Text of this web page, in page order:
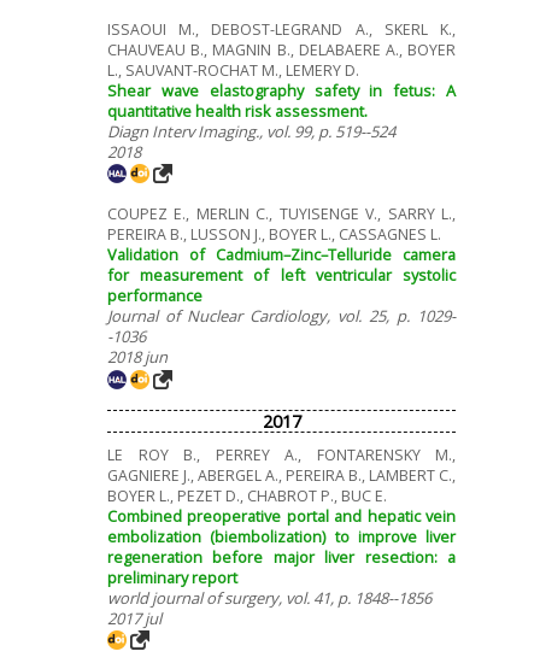
ISSAOUI M., DEBOST-LEGRAND A., SKERL K.,
CHAUVEAU B., MAGNIN B., DELABAERE A., BOYER
L., SAUVANT-ROCHAT M., LEMERY D.
Shear wave elastography safety in fetus: A
quantitative health risk assessment.
Diagn Interv Imaging., vol. 99, p. 519--524
2018
COUPEZ E., MERLIN C., TUYISENGE V., SARRY L.,
PEREIRA B., LUSSON J., BOYER L., CASSAGNES L.
Validation of Cadmium–Zinc–Telluride camera
for measurement of left ventricular systolic
performance
Journal of Nuclear Cardiology, vol. 25, p. 1029-
-1036
2018 jun
2017
LE ROY B., PERREY A., FONTARENSKY M.,
GAGNIERE J., ABERGEL A., PEREIRA B., LAMBERT C.,
BOYER L., PEZET D., CHABROT P., BUC E.
Combined preoperative portal and hepatic vein
embolization (biembolization) to improve liver
regeneration before major liver resection: a
preliminary report
world journal of surgery, vol. 41, p. 1848--1856
2017 jul